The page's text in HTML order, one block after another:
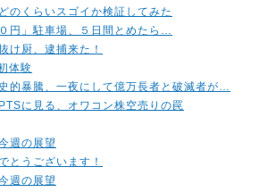
のくらいスゴイか検証してみた
円」駐車場、５日間とめたら…
け厨、逮捕来た！
体験
的暴騰、一夜にして億万長者と破滅者が…
に見る、オワコン株空売りの罠
週の展望
とうございます！
週の展望